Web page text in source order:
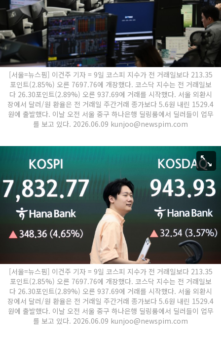
[서울=뉴스핌] 이건주 기자 = 9일 코스피 지수가 전 거래일보다 213.35
포인트(2.85%) 오른 7697.76에 개장했다. 코스닥 지수는 전 거래일보
다 26.30포인트(2.89%) 오른 937.69에 거래를 시작했다. 서울 외환시
장에서 달러/원 환율은 전 거래일 주간거래 종가보다 5.6원 내린 1529.4
원에 출발했다. 이날 오전 서울 중구 하나은행 딜링룸에서 딜러들이 업무
를 보고 있다. 2026.06.09 kunjoo@newspim.com
[서울=뉴스핌] 이건주 기자 = 9일 코스피 지수가 전 거래일보다 213.35
포인트(2.85%) 오른 7697.76에 개장했다. 코스닥 지수는 전 거래일보
다 26.30포인트(2.89%) 오른 937.69에 거래를 시작했다. 서울 외환시
장에서 달러/원 환율은 전 거래일 주간거래 종가보다 5.6원 내린 1529.4
원에 출발했다. 이날 오전 서울 중구 하나은행 딜링룸에서 딜러들이 업무
를 보고 있다. 2026.06.09 kunjoo@newspim.com